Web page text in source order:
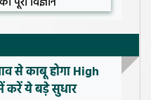
से काबू होगा High
करें ये बड़े सुधार